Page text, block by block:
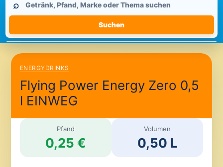
durchsuchen
⌕
Suchen
ENERGYDRINKS
Flying Power Energy Zero 0,5
l EINWEG
Pfand
0,25 €
Volumen
0,50 L